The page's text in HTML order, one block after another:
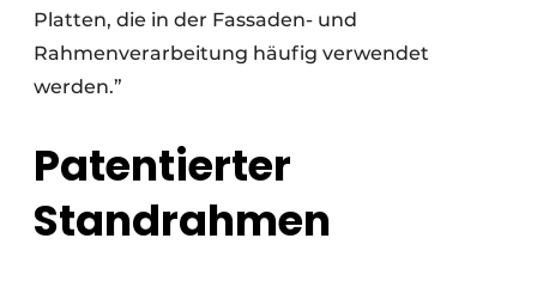
Platten, die in der Fassaden- und
Rahmenverarbeitung häufig verwendet
werden.”
Patentierter
Standrahmen